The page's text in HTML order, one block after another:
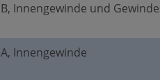
B, Innengewinde und
A, Innengewinde